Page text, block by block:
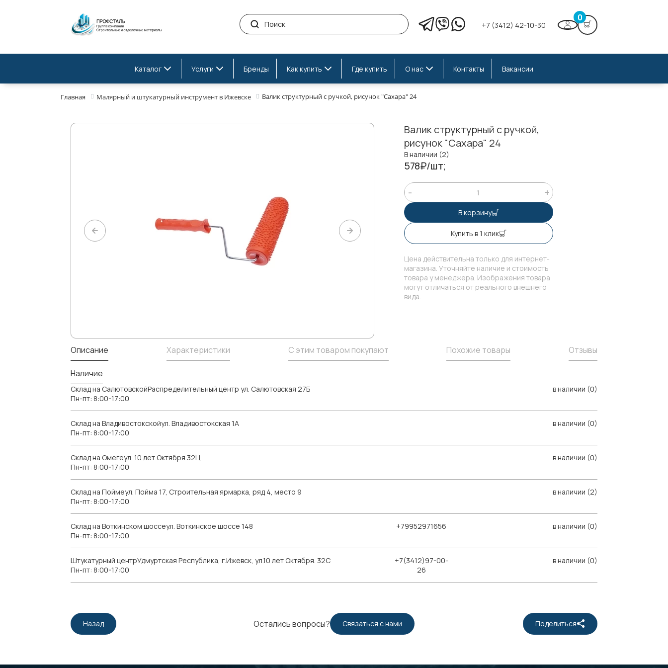
+7 (3412) 42-10-30
0
Каталог Услуги Бренды Как купить Где купить О нас Контакты Вакансии
Главная Малярный и штукатурный инструмент в Ижевске Валик структурный с ручкой, рисунок "Сахара" 24
Валик структурный с ручкой,
рисунок "Сахара" 24
В наличии (2)
578₽/шт;
В корзину
Купить в 1 клик
Цена действительна только для интернет-
магазина. Уточняйте наличие и стоимость
товара у менеджера. Изображения товара
могут отличаться от реального внешнего
вида.
Описание Характеристики С этим товаром покупают Похожие товары Отзывы
Наличие
Склад на СалютовскойРаспределительный центр ул. Салютовская 27Б
Пн-пт: 8:00-17:00
в наличии (0)
Склад на Владивостокскойул. Владивостокская 1А
Пн-пт: 8:00-17:00
в наличии (0)
Склад на Омегеул. 10 лет Октября 32Ц
Пн-пт: 8:00-17:00
в наличии (0)
Склад на Поймеул. Пойма 17, Строительная ярмарка, ряд 4, место 9
Пн-пт: 8:00-17:00
в наличии (2)
Склад на Воткинском шоссеул. Воткинское шоссе 148
Пн-пт: 8:00-17:00
+79952971656 в наличии (0)
Штукатурный центрУдмуртская Республика, г.Ижевск, ул.10 лет Октября. 32С
Пн-пт: 8:00-17:00
+7(3412)97-00-
26
в наличии (0)
Остались вопросы? Связаться с нами
Назад Поделиться